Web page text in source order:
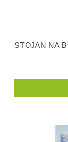
STOJAN NA